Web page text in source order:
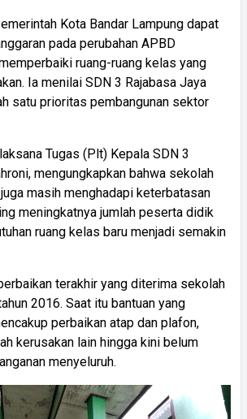
Kota Bandar Lampung dapat
pada perubahan APBD
ruang-ruang kelas yang
Ia menilai SDN 3 Rajabasa Jaya
satu prioritas pembangunan sektor
Tugas (Plt) Kepala SDN 3
mengungkapkan bahwa sekolah
masih menghadapi keterbatasan
meningkatnya jumlah peserta didik
ruang kelas baru menjadi semakin
terakhir yang diterima sekolah
2016. Saat itu bantuan yang
perbaikan atap dan plafon,
kerusakan lain hingga kini belum
menyeluruh.